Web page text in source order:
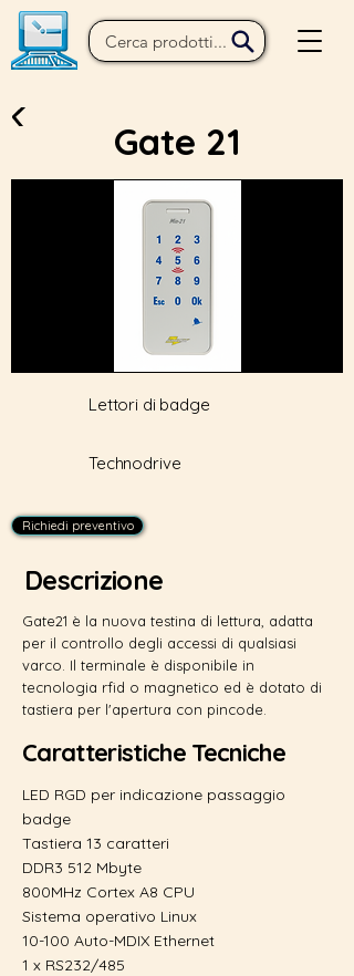
Gate 21
Lettori di badge
Technodrive
Richiedi preventivo
Descrizione
Gate21 è la nuova testina di lettura, adatta
per il controllo degli accessi di qualsiasi
varco. Il terminale è disponibile in
tecnologia rfid o magnetico ed è dotato di
tastiera per l'apertura con pincode.
Caratteristiche Tecniche
LED RGD per indicazione passaggio
badge
Tastiera 13 caratteri
DDR3 512 Mbyte
800MHz Cortex A8 CPU
Sistema operativo Linux
10-100 Auto-MDIX Ethernet
1 x RS232/485